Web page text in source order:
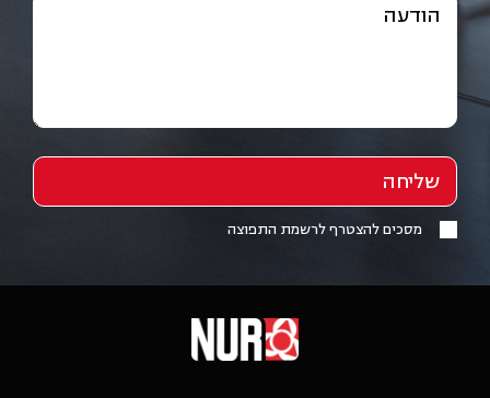
הודעה
מסכים להצטרף לרשמת התפוצה